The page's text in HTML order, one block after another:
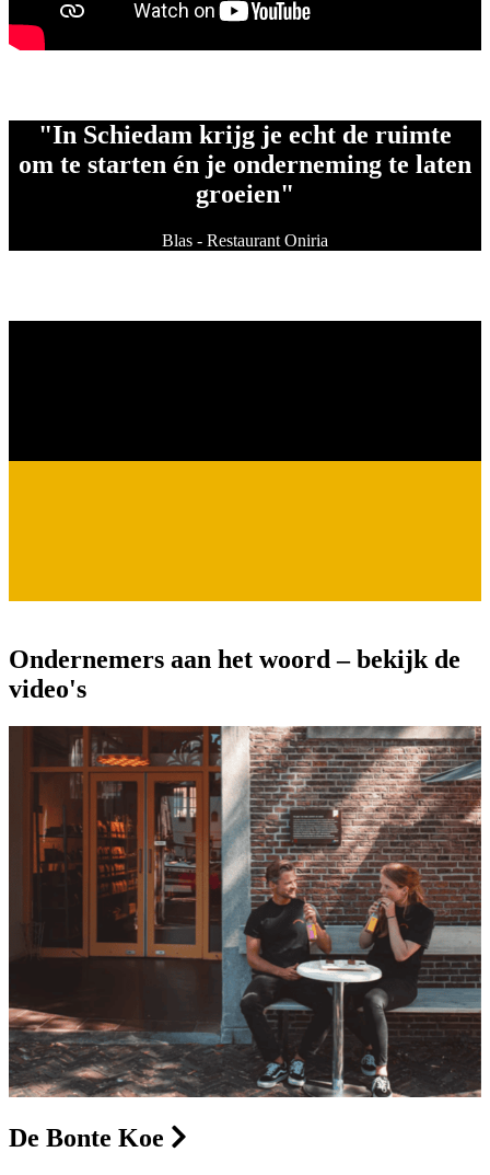
"In Schiedam krijg je echt de ruimte
om te starten én je onderneming te laten
groeien"
Blas - Restaurant Oniria
Ondernemers aan het woord – bekijk de
video's
De Bonte Koe